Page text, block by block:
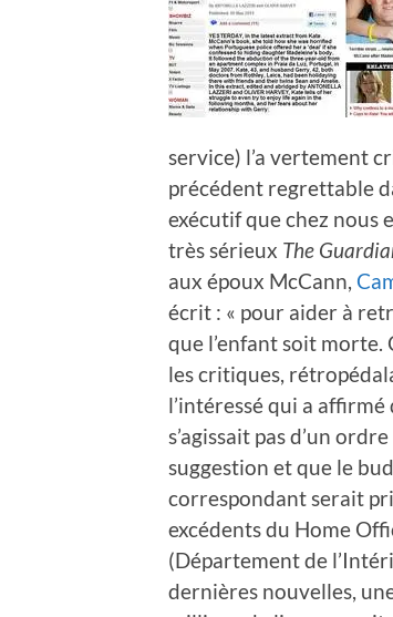
service) l’a vertement
précédent regrettable
exécutif que chez nous
très sérieux The
aux époux McCann,
écrit : « pour aider à
que l’enfant soit morte.
les critiques,
l’intéressé qui a affirmé
s’agissait pas d’un
suggestion et que le
correspondant serait
excédents du Home
(Département de
dernières nouvelles,